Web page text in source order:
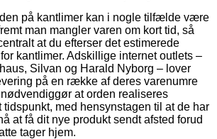
på kantlimer kan i nogle tilfælde være
man mangler varen om kort tid, så
at du efterser det estimerede
kantlimer. Adskillige internet outlets –
Silvan og Harald Nyborg – lover
på en række af deres varenumre
at orden realiseres
tidspunkt, med hensynstagen til at de har
at få dit nye produkt sendt afsted forud
tager hjem.